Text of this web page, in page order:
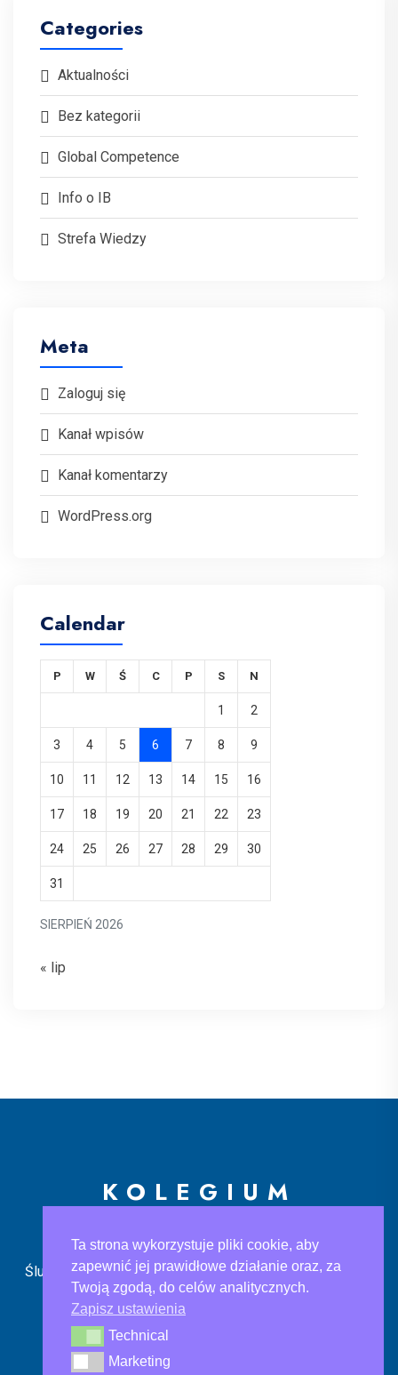
Categories
Aktualności
Bez kategorii
Global Competence
Info o IB
Strefa Wiedzy
Meta
Zaloguj się
Kanał wpisów
Kanał komentarzy
WordPress.org
Calendar
SIERPIEŃ 2026
P W Ś C P S N
1 2
3 4 5 6 7 8 9
10 11 12 13 14 15 16
17 18 19 20 21 22 23
24 25 26 27 28 29 30
31
« lip
KOLEGIUM
Ślusarska 9, 30-710 Kraków sekretariat@ke.edu.pl
733 883 121
Ta strona wykorzystuje pliki cookie, aby
zapewnić jej prawidłowe działanie oraz, za
Twoją zgodą, do celów analitycznych.
Zapisz ustawienia
TechnicalTechnical
MarketingMarketing